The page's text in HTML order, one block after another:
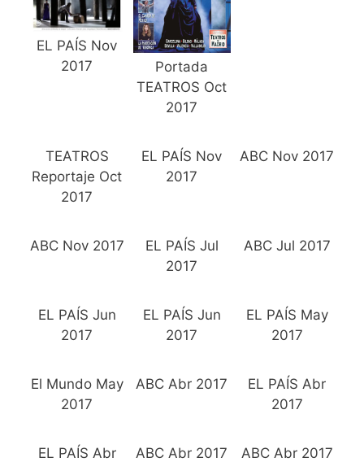
EL PAÍS Nov
2017
Portada
TEATROS Oct
2017
TEATROS
Reportaje Oct
2017
EL PAÍS Nov
2017
ABC Nov 2017
ABC Nov 2017
EL PAÍS Jul
2017
ABC Jul 2017
EL PAÍS Jun
2017
EL PAÍS Jun
2017
EL PAÍS May
2017
El Mundo May
2017
ABC Abr 2017
EL PAÍS Abr
2017
EL PAÍS Abr
ABC Abr 2017 ABC Abr 2017